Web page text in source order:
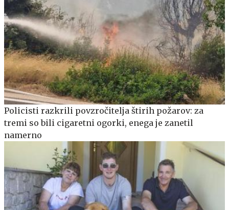
Policisti razkrili povzročitelja štirih požarov: za
tremi so bili cigaretni ogorki, enega je zanetil
namerno